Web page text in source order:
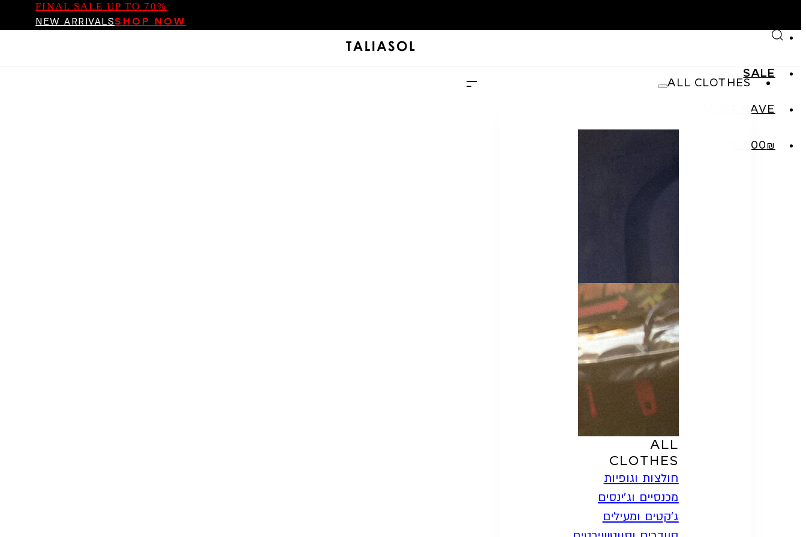
FINAL SALE UP TO 70%
NEW ARRIVALSSHOP NOW
SALE
MUST HAVE
₪UP TO 500
ALL CLOTHES
SHOP
ALL
CLOTHES
חולצות וגופיות
מכנסיים וג'ינסים
ג'קטים ומעילים